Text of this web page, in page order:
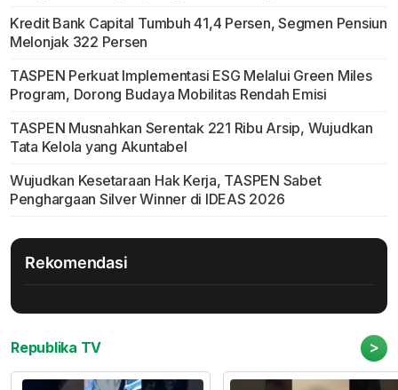
Kredit Bank Capital Tumbuh 41,4 Persen, Segmen Pensiun
Melonjak 322 Persen
TASPEN Perkuat Implementasi ESG Melalui Green Miles
Program, Dorong Budaya Mobilitas Rendah Emisi
TASPEN Musnahkan Serentak 221 Ribu Arsip, Wujudkan
Tata Kelola yang Akuntabel
Wujudkan Kesetaraan Hak Kerja, TASPEN Sabet
Penghargaan Silver Winner di IDEAS 2026
Rekomendasi
Republika TV >